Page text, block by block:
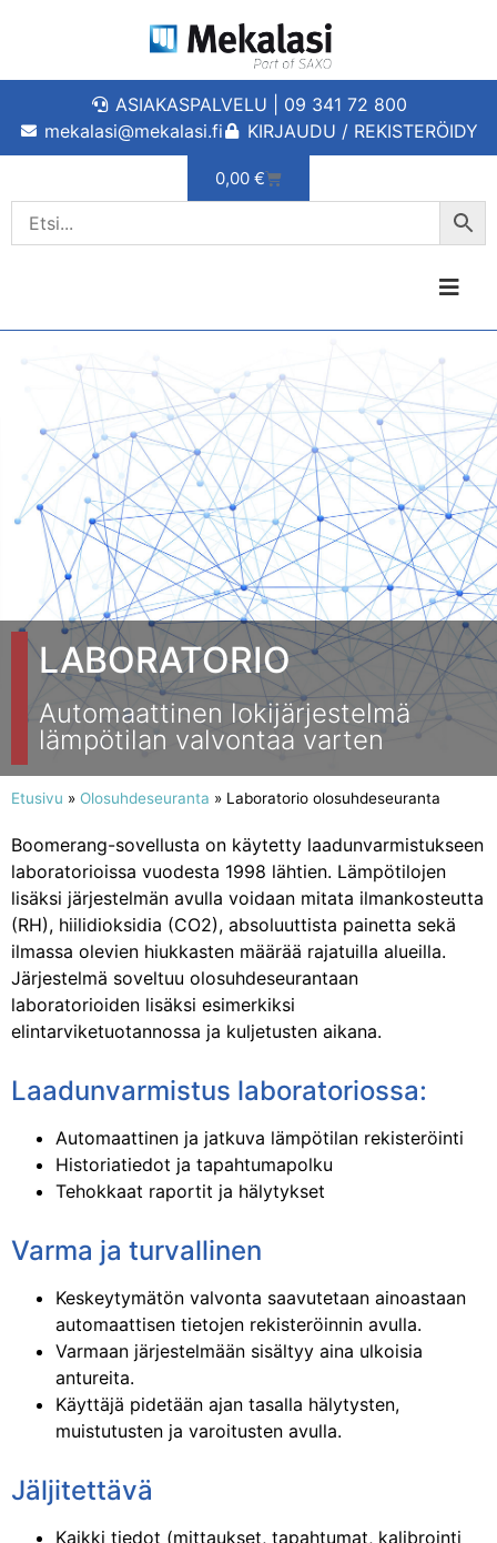
ASIAKASPALVELU | 09 341 72 800
mekalasi@mekalasi.fi
KIRJAUDU / REKISTERÖIDY
0,00 €
LABORATORIO
Automaattinen lokijärjestelmä
lämpötilan valvontaa varten
Etusivu » Olosuhdeseuranta » Laboratorio olosuhdeseuranta
Boomerang-sovellusta on käytetty laadunvarmistukseen
laboratorioissa vuodesta 1998 lähtien. Lämpötilojen
lisäksi järjestelmän avulla voidaan mitata ilmankosteutta
(RH), hiilidioksidia (CO2), absoluuttista painetta sekä
ilmassa olevien hiukkasten määrää rajatuilla alueilla.
Järjestelmä soveltuu olosuhdeseurantaan
laboratorioiden lisäksi esimerkiksi
elintarviketuotannossa ja kuljetusten aikana.
Laadunvarmistus laboratoriossa:
Automaattinen ja jatkuva lämpötilan rekisteröinti
Historiatiedot ja tapahtumapolku
Tehokkaat raportit ja hälytykset
Varma ja turvallinen
Keskeytymätön valvonta saavutetaan ainoastaan
automaattisen tietojen rekisteröinnin avulla.
Varmaan järjestelmään sisältyy aina ulkoisia
antureita.
Käyttäjä pidetään ajan tasalla hälytysten,
muistutusten ja varoitusten avulla.
Jäljitettävä
Kaikki tiedot (mittaukset, tapahtumat, kalibrointi